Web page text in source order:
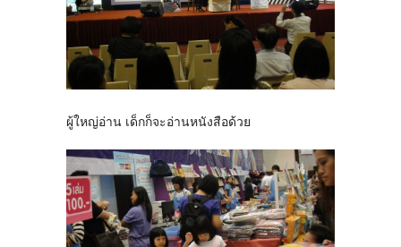
ผู้ใหญ่อ่าน เด็กก็จะอ่านหนังสือด้วย